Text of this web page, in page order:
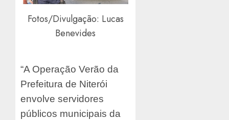
Fotos/Divulgação: Lucas
Benevides
“A Operação Verão da
Prefeitura de Niterói
envolve servidores
públicos municipais da